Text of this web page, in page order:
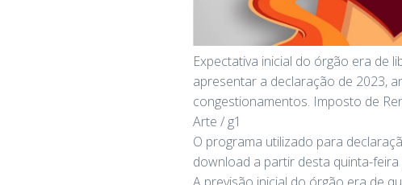
Expectativa inicial do órgão era de
apresentar a declaração de 2023,
congestionamentos. Imposto de
Arte / g1
O programa utilizado para
download a partir desta quinta-